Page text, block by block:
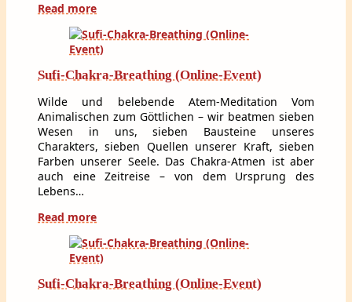
Read more
Sufi-Chakra-Breathing (Online-Event)
Wilde und belebende Atem-Meditation Vom
Animalischen zum Göttlichen – wir beatmen sieben
Wesen in uns, sieben Bausteine unseres
Charakters, sieben Quellen unserer Kraft, sieben
Farben unserer Seele. Das Chakra-Atmen ist aber
auch eine Zeitreise – von dem Ursprung des
Lebens…
Read more
Sufi-Chakra-Breathing (Online-Event)